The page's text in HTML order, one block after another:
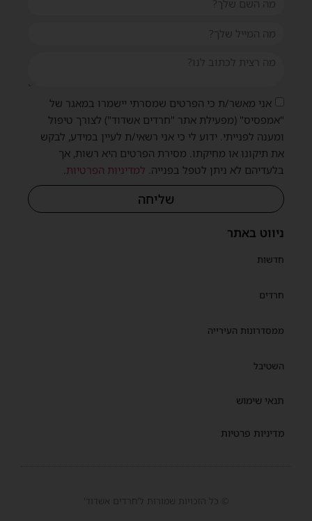
ניווט באתר
חדשות
חרדים
ממסדרונות העירייה
השטיבל
תנאי שימוש
מדיניות פרטיות
אני מאשר/ת כי הפרטים שמסרתי יישמרו במאגר של
"אמפסיס" (מפעילת אתר "חרדים אשדוד") לצורך טיפול
ומענה לפנייתי. ידוע לי כי אני רשאי/ת לעיין במידע, לבקש
את תיקונו או מחיקתו. מסירת הפרטים היא רשות, אך
בלעדיהם לא ניתן לטפל בפנייה.למדיניות הפרטיות.
שליחה
© כל הזכויות שמורות ל'חרדים אשדוד'